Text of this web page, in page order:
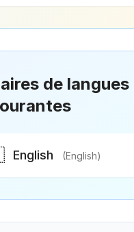
de langues
English (English)